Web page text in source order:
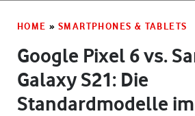
HOME » SMARTPHONES & TABLETS
Google Pixel 6 vs.
Galaxy S21: Die
Standardmodelle